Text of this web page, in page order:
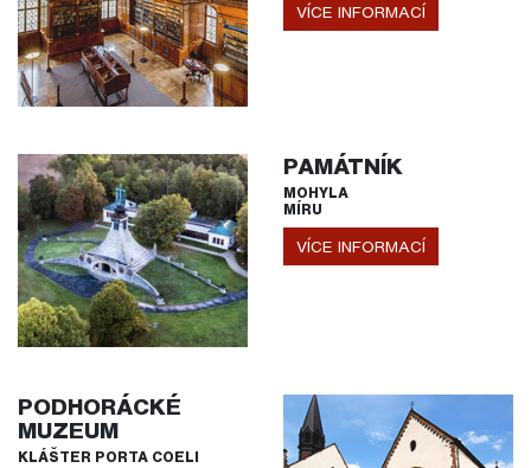
VÍCE INFORMACÍ
PAMÁTNÍK
MOHYLA
MÍRU
VÍCE INFORMACÍ
PODHORÁCKÉ
MUZEUM
KLÁŠTER PORTA COELI